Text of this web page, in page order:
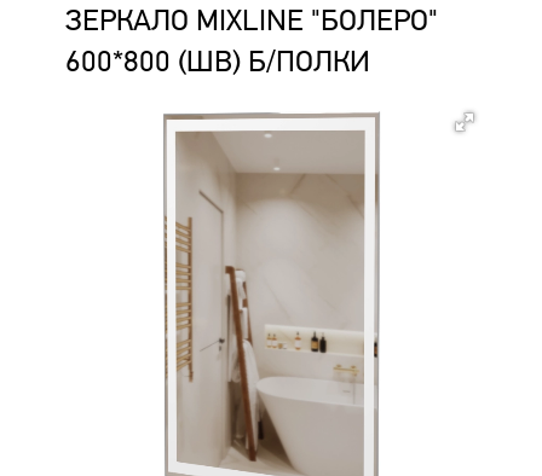
ЗЕРКАЛО MIXLINE "БОЛЕРО"
600*800 (ШВ) Б/ПОЛКИ
Распродажа